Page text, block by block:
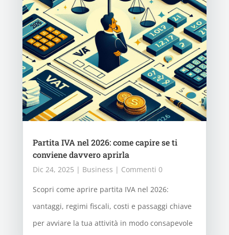
Partita IVA nel 2026: come capire se ti
conviene davvero aprirla
Dic 24, 2025 | Business | Commenti 0
Scopri come aprire partita IVA nel 2026:
vantaggi, regimi fiscali, costi e passaggi chiave
per avviare la tua attività in modo consapevole